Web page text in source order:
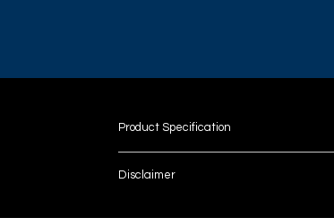
Product Specification
Tidal Volume
Disclaimer